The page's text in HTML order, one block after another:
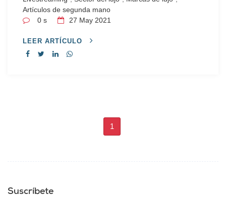
Artículos de segunda mano
0 s
27 May 2021
LEER ARTÍCULO
1
Suscríbete